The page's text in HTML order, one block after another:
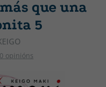
que una
5
0 opinións